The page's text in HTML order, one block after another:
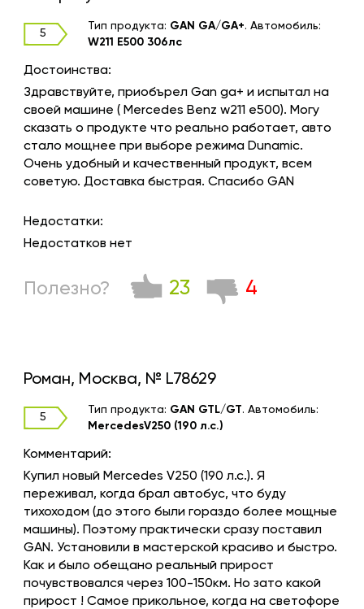
5
Тип продукта: GAN GA/GA+. Автомобиль:
W211 E500 306лс
Достоинства:
Здравствуйте, приобърел Gan ga+ и испытал на
своей машине ( Mercedes Benz w211 e500). Могу
сказать о продукте что реально работает, авто
стало мощнее при выборе режима Dunamic.
Очень удобный и качественный продукт, всем
советую. Доставка быстрая. Спасибо GAN
Недостатки:
Недостатков нет
Полезно? 23 4
Роман, Москва, № L78629
5
Тип продукта: GAN GTL/GT. Автомобиль:
MercedesV250 (190 л.с.)
Комментарий:
Купил новый Mercedes V250 (190 л.с.). Я
переживал, когда брал автобус, что буду
тихоходом (до этого были гораздо более мощные
машины). Поэтому практически сразу поставил
GAN. Установили в мастерской красиво и быстро.
Как и было обещано реальный прирост
почувствовался через 100-150км. Но зато какой
прирост ! Самое прикольное, когда на светофоре